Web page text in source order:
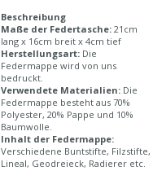
Beschreibung
Maße der Federtasche: 21cm
lang x 16cm breit x 4cm tief
Herstellungsart: Die
Federmappe wird von uns
bedruckt.
Verwendete Materialien: Die
Federmappe besteht aus 70%
Polyester, 20% Pappe und 10%
Baumwolle.
Inhalt der Federmappe:
Verschiedene Buntstifte, Filzstifte,
Lineal, Geodreieck, Radierer etc.